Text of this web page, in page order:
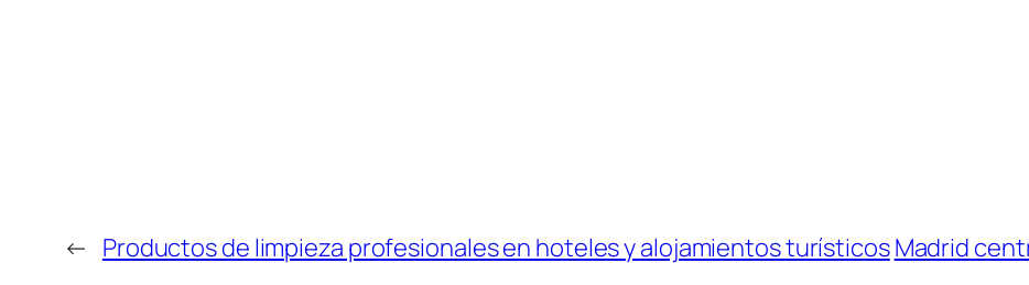
← Productos de limpieza profesionales en hoteles y alojamientos turísticosMadrid